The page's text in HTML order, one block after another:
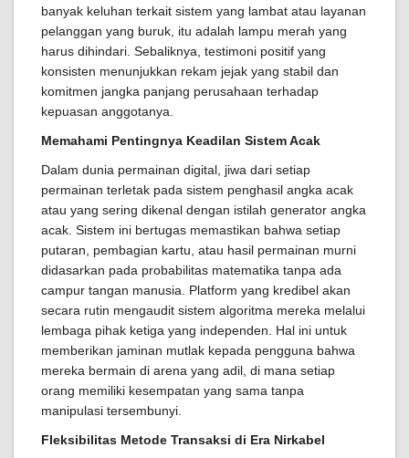
banyak keluhan terkait sistem yang lambat atau layanan
pelanggan yang buruk, itu adalah lampu merah yang
harus dihindari. Sebaliknya, testimoni positif yang
konsisten menunjukkan rekam jejak yang stabil dan
komitmen jangka panjang perusahaan terhadap
kepuasan anggotanya.
Memahami Pentingnya Keadilan Sistem Acak
Dalam dunia permainan digital, jiwa dari setiap
permainan terletak pada sistem penghasil angka acak
atau yang sering dikenal dengan istilah generator angka
acak. Sistem ini bertugas memastikan bahwa setiap
putaran, pembagian kartu, atau hasil permainan murni
didasarkan pada probabilitas matematika tanpa ada
campur tangan manusia. Platform yang kredibel akan
secara rutin mengaudit sistem algoritma mereka melalui
lembaga pihak ketiga yang independen. Hal ini untuk
memberikan jaminan mutlak kepada pengguna bahwa
mereka bermain di arena yang adil, di mana setiap
orang memiliki kesempatan yang sama tanpa
manipulasi tersembunyi.
Fleksibilitas Metode Transaksi di Era Nirkabel